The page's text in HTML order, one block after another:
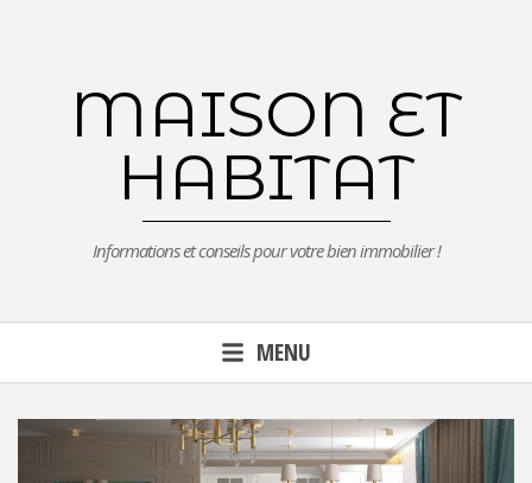
MAISON ET
HABITAT
Informations et conseils pour votre bien immobilier !
MENU